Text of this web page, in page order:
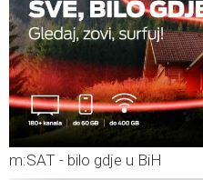
m:SAT - bilo gdje u BiH